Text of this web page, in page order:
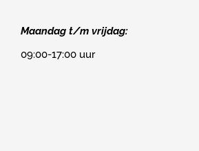
Maandag t/m vrijdag:
09:00-17:00 uur